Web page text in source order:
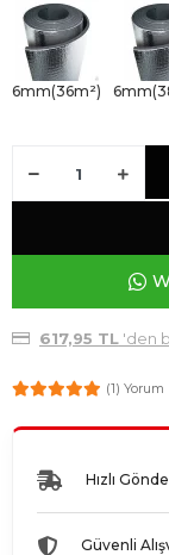
6mm(36m²)
617,95 TL'den
(1) Yorum
Hızlı
Güvenli